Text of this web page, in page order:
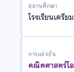
สถานศึกษา
โรงเรียนเตรี
การแข่งขัน
คณิตศาสตร์โ